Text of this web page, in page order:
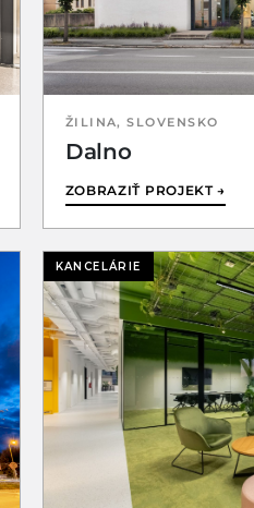
ŽILINA, SLOVENSKO
Dalno
ZOBRAZIŤ PROJEKT →
KANCELÁRIE